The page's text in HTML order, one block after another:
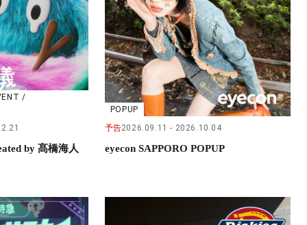
/
by 髙橋海人
POPUP
予告2026.09.11 2026.10.04
eyecon SAPPORO POPUP